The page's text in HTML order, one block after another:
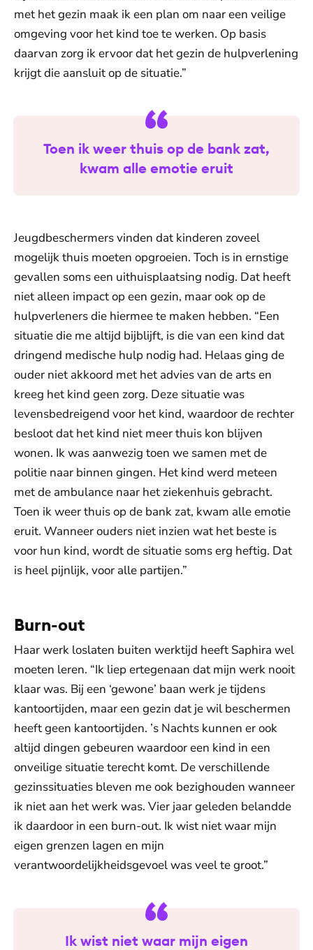
met het gezin maak ik een plan om naar een veilige
omgeving voor het kind toe te werken. Op basis
daarvan zorg ik ervoor dat het gezin de hulpverlening
krijgt die aansluit op de situatie.”
Toen ik weer thuis op de bank zat,
kwam alle emotie eruit
Jeugdbeschermers vinden dat kinderen zoveel
mogelijk thuis moeten opgroeien. Toch is in ernstige
gevallen soms een uithuisplaatsing nodig. Dat heeft
niet alleen impact op een gezin, maar ook op de
hulpverleners die hiermee te maken hebben. “Een
situatie die me altijd bijblijft, is die van een kind dat
dringend medische hulp nodig had. Helaas ging de
ouder niet akkoord met het advies van de arts en
kreeg het kind geen zorg. Deze situatie was
levensbedreigend voor het kind, waardoor de rechter
besloot dat het kind niet meer thuis kon blijven
wonen. Ik was aanwezig toen we samen met de
politie naar binnen gingen. Het kind werd meteen
met de ambulance naar het ziekenhuis gebracht.
Toen ik weer thuis op de bank zat, kwam alle emotie
eruit. Wanneer ouders niet inzien wat het beste is
voor hun kind, wordt de situatie soms erg heftig. Dat
is heel pijnlijk, voor alle partijen.”
Burn-out
Haar werk loslaten buiten werktijd heeft Saphira wel
moeten leren. “Ik liep ertegenaan dat mijn werk nooit
klaar was. Bij een ‘gewone’ baan werk je tijdens
kantoortijden, maar een gezin dat je wil beschermen
heeft geen kantoortijden. ’s Nachts kunnen er ook
altijd dingen gebeuren waardoor een kind in een
onveilige situatie terecht komt. De verschillende
gezinssituaties bleven me ook bezighouden wanneer
ik niet aan het werk was. Vier jaar geleden belandde
ik daardoor in een burn-out. Ik wist niet waar mijn
eigen grenzen lagen en mijn
verantwoordelijkheidsgevoel was veel te groot.”
Ik wist niet waar mijn eigen